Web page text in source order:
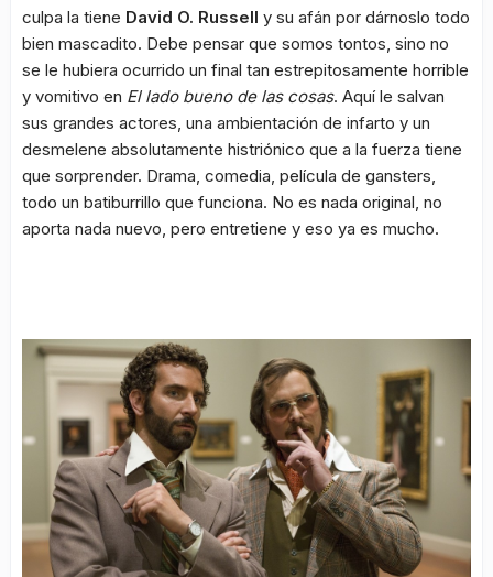
culpa la tiene David O. Russell y su afán por dárnoslo todo
bien mascadito. Debe pensar que somos tontos, sino no
se le hubiera ocurrido un final tan estrepitosamente horrible
y vomitivo en El lado bueno de las cosas. Aquí le salvan
sus grandes actores, una ambientación de infarto y un
desmelene absolutamente histriónico que a la fuerza tiene
que sorprender. Drama, comedia, película de gansters,
todo un batiburrillo que funciona. No es nada original, no
aporta nada nuevo, pero entretiene y eso ya es mucho.